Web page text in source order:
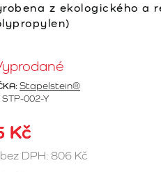
z ekologického a
Stapelstein®
STP-002-Y
Kč
DPH: 806 Kč